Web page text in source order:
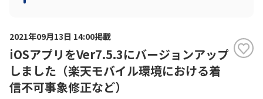
よくあるご質問
工事・故障情報
2021年09月13日 14:00掲載
iOSアプリをVer7.5.3にバージョンアップ
しました（楽天モバイル環境における着
信不可事象修正など）